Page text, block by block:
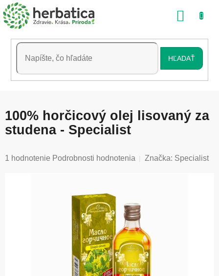
Prejsť
na
obsah
HĽADAŤ
100% horčicový olej lisovaný za
studena - Specialist
Priemerné
1 hodnotenie Podrobnosti hodnotenia Značka: Specialist